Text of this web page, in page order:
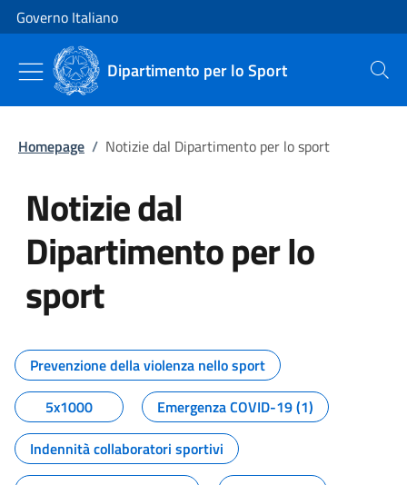
Vai al contenuto
Vai alla navigazione del sito
Governo Italiano
Dipartimento per lo Sport Cerca
Homepage / Notizie dal Dipartimento per lo sport
Notizie dal
Dipartimento per lo
sport
Tutti i contenuti della pagina
Prevenzione della violenza nello sport
5x1000
Emergenza COVID-19 (1)
Indennità collaboratori sportivi